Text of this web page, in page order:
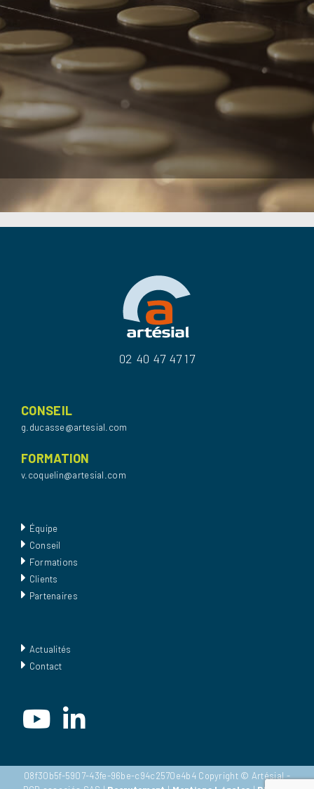
02 40 47 47 17
CONSEIL
g.ducasse@artesial.com
FORMATION
v.coquelin@artesial.com
Équipe
Conseil
Formations
Clients
Partenaires
Actualités
Contact
08f30b5f-5907-43fe-96be-c94c2570e4b4 Copyright © Artésial -